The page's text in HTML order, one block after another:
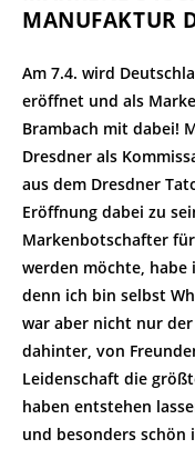
MANUFAKTUR
Am 7.4. wird
eröffnet und als
Brambach mit dabei!
Dresdner als
aus dem Dresdner
Eröffnung dabei zu
Markenbotschafter
werden möchte, habe
denn ich bin selbst
war aber nicht nur der
dahinter, von
Leidenschaft die
haben entstehen
und besonders schön